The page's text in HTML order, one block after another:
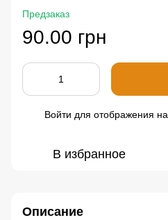
Предзаказ
90.00 грн
Войти для отображения
В избранное
Описание